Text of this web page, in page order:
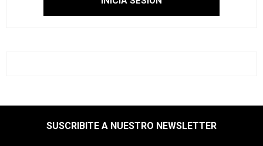
SUSCRIBITE A NUESTRO NEWSLETTER